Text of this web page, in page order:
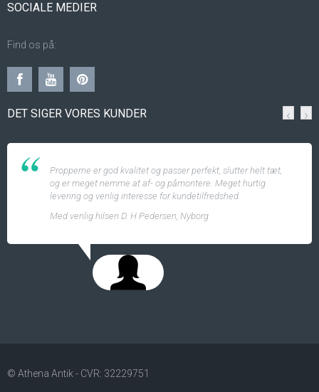
SOCIALE MEDIER
Find os på:
DET SIGER VORES KUNDER
Propperne er god kvalitet og passer perfekt, slutter helt tæt,
og er meget nemme at af- og påmontere. Meget hurtig
levering og venlig interesse for kundetilfredshed.
Med venlig hilsen D. H Pedersen, Nyborg
‹ ›
© Athena Antik - CVR: 32229751